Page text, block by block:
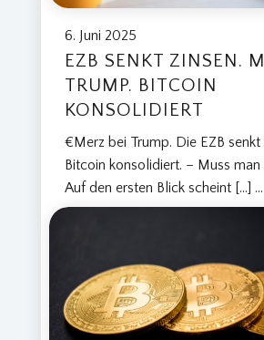
6. Juni 2025
EZB SENKT ZINSEN.
TRUMP. BITCOIN
KONSOLIDIERT
€Merz bei Trump. Die EZB senkt
Bitcoin konsolidiert. – Muss man
Auf den ersten Blick scheint […] ...